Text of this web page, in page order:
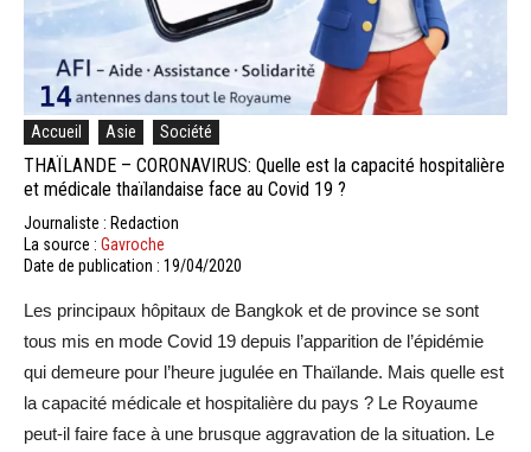
Accueil Asie Société
THAÏLANDE – CORONAVIRUS: Quelle est la capacité hospitalière
et médicale thaïlandaise face au Covid 19 ?
Journaliste : Redaction
La source : Gavroche
Date de publication : 19/04/2020
Les principaux hôpitaux de Bangkok et de province se sont
tous mis en mode Covid 19 depuis l’apparition de l’épidémie
qui demeure pour l’heure jugulée en Thaïlande. Mais quelle est
la capacité médicale et hospitalière du pays ? Le Royaume
peut-il faire face à une brusque aggravation de la situation. Le